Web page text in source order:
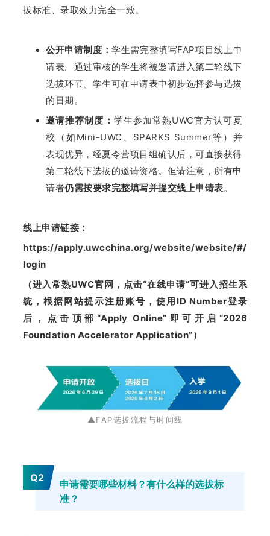
拔标准、录取效力完全一致。
公开申请制度：学生需完整填写FAP项目线上申
请表。通过审核的学生将被邀请进入第二轮线下
选拔环节。学生可在申请表中初步选择参与选拔
的日期。
邀请推荐制度： 学生参加常熟UWC官方认可夏
校（如Mini-UWC、SPARKS Summer等）并
表现优异，经夏令营项目组确认后，可直接获得
第二轮线下选拔的邀请资格。但请注意，所有申
请者仍需按要求完整填写并提交线上申请表。
线上申请链接：
https://apply.uwcchina.org/website/website/#/
login
（进入常熟UWC官网，点击“在线申请”可进入招生系
统，根据网站提示注册账号，使用ID Number登录
后，点击顶部“Apply Online”即可开启“2026
Foundation Accelerator Application”）
▲FAP选拔流程与时间线
Q2
申请需要哪些材料？有什么样的选拔标
准？